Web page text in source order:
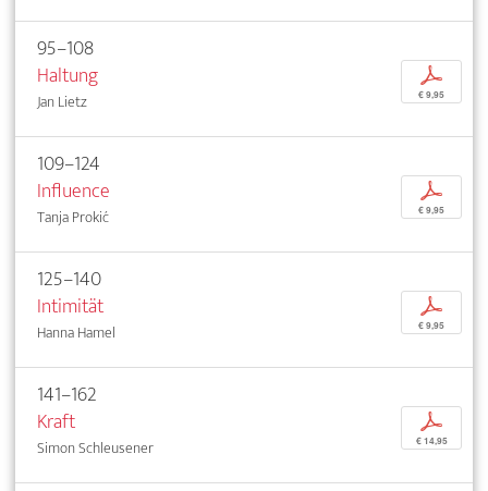
95–108
Haltung
Jan Lietz
p
€ 9,95
109–124
Influence
Tanja Prokić
p
€ 9,95
125–140
Intimität
Hanna Hamel
p
€ 9,95
141–162
Kraft
Simon Schleusener
p
€ 14,95